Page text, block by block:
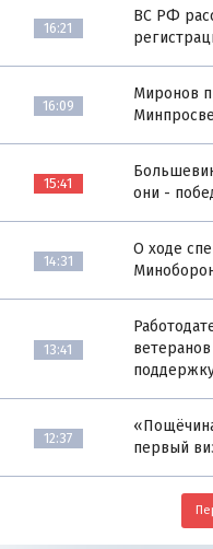
16:21
ВС РФ
16:09
Миронов
15:41
они -
14:31
О ходе
13:41
12:37
первый